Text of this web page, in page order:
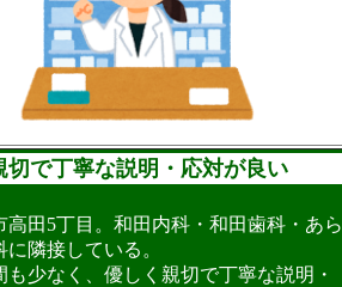
切で丁寧な説明・応対が良い
高田5丁目。和田内科・和田歯科・あら
に隣接している。
も少なく、優しく親切で丁寧な説明・